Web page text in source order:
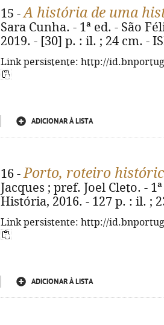
15 -A história de uma
Sara Cunha. - 1ª ed. - São
2019. - [30] p. : il. ; 24 cm. -
Link persistente: http://
ADICIONAR À LISTA
16 -Porto, roteiro
Jacques ; pref. Joel Cleto. -
História, 2016. - 127 p. : il. ;
Link persistente: http://
ADICIONAR À LISTA